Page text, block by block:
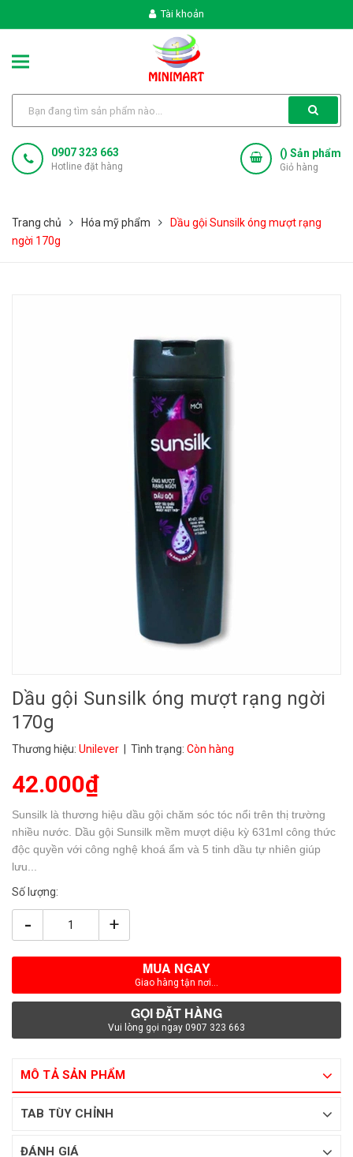
Tài khoản
0907 323 663
Hotline đặt hàng
() Sản phẩm
Giỏ hàng
Trang chủ Hóa mỹ phẩm
Dầu gội Sunsilk óng mượt rạng
ngời 170g
Dầu gội Sunsilk óng mượt rạng ngời
170g
Thương hiệu: Unilever | Tình trạng: Còn hàng
42.000₫
Sunsilk là thương hiệu dầu gội chăm sóc tóc nổi trên thị trường
nhiều nước. Dầu gội Sunsilk mềm mượt diệu kỳ 631ml công thức
độc quyền với công nghệ khoá ẩm và 5 tinh dầu tự nhiên giúp
lưu...
Số lượng:
- +
MUA NGAY
Giao hàng tận nơi...
GỌI ĐẶT HÀNG
Vui lòng gọi ngay 0907 323 663
MÔ TẢ SẢN PHẨM
TAB TÙY CHỈNH
ĐÁNH GIÁ